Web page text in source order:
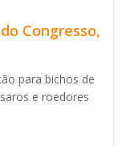
Congresso,
para bichos de
e roedores